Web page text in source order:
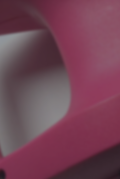
Google Tag Manager
Auswahl akzeptieren